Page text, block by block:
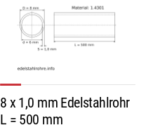
8 x 1,0 mm Edelstahlrohr
L = 500 mm